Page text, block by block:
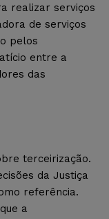
realizar serviços
de serviços
pelos
entre a
das
terceirização.
da Justiça
referência.
a